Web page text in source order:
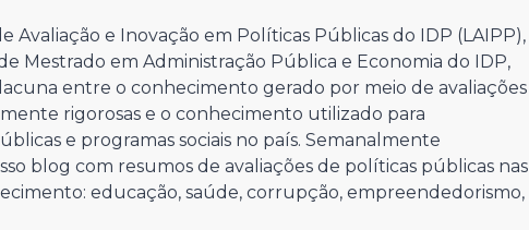
Avaliação e Inovação em Políticas Públicas do IDP (LAIPP),
Mestrado em Administração Pública e Economia do IDP,
entre o conhecimento gerado por meio de avaliações
rigorosas e o conhecimento utilizado para
e programas sociais no país. Semanalmente
blog com resumos de avaliações de políticas públicas nas
educação, saúde, corrupção, empreendedorismo,